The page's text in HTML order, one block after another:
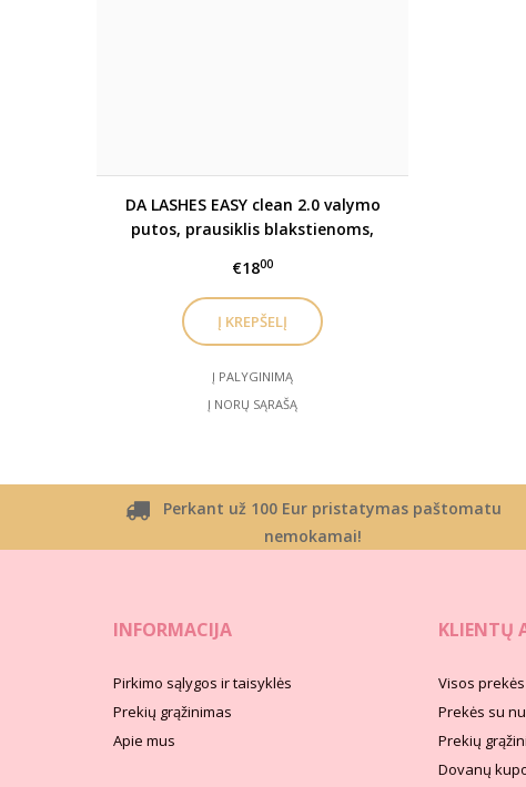
DA LASHES EASY clean 2.0 valymo
putos, prausiklis blakstienoms,
€1800
Į PALYGINIMĄ
Į NORŲ SĄRAŠĄ
Perkant už 100 Eur pristatymas paštomatu
nemokamai!
INFORMACIJA
Pirkimo sąlygos ir taisyklės
Prekių grąžinimas
Apie mus
KLIENTŲ
Visos prekės
Prekės su
Prekių
Dovanų